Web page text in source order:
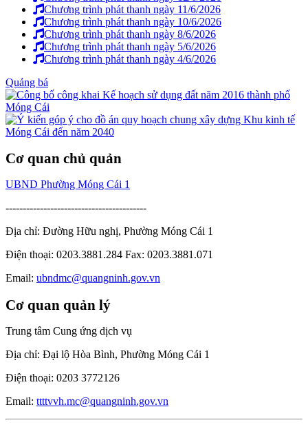
Chương trình phát thanh ngày 11/6/2026
Chương trình phát thanh ngày 10/6/2026
Chương trình phát thanh ngày 8/6/2026
Chương trình phát thanh ngày 5/6/2026
Chương trình phát thanh ngày 4/6/2026
Quảng bá
Cơ quan chủ quản
UBND Phường Móng Cái 1
-----------------------------------------
Địa chỉ: Đường Hữu nghị, Phường Móng Cái 1
Điện thoại: 0203.3881.284 Fax: 0203.3881.071
Email: ubndmc@quangninh.gov.vn
Cơ quan quản lý
Trung tâm Cung ứng dịch vụ
Địa chỉ: Đại lộ Hòa Bình, Phường Móng Cái 1
Điện thoại: 0203 3772126
Email: ttttvvh.mc@quangninh.gov.vn